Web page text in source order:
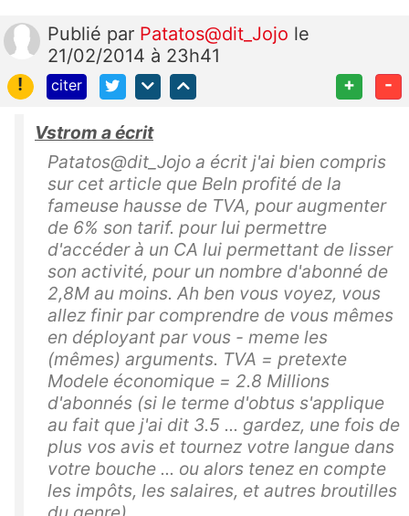
Publié par Patatos@dit_Jojo le
21/02/2014 à 23h41
!
citer + -
Vstrom a écrit
Patatos@dit_Jojo a écrit j'ai bien compris
sur cet article que BeIn profité de la
fameuse hausse de TVA, pour augmenter
de 6% son tarif. pour lui permettre
d'accéder à un CA lui permettant de lisser
son activité, pour un nombre d'abonné de
2,8M au moins. Ah ben vous voyez, vous
allez finir par comprendre de vous mêmes
en déployant par vous - meme les
(mêmes) arguments. TVA = pretexte
Modele économique = 2.8 Millions
d'abonnés (si le terme d'obtus s'applique
au fait que j'ai dit 3.5 ... gardez, une fois de
plus vos avis et tournez votre langue dans
votre bouche ... ou alors tenez en compte
les impôts, les salaires, et autres broutilles